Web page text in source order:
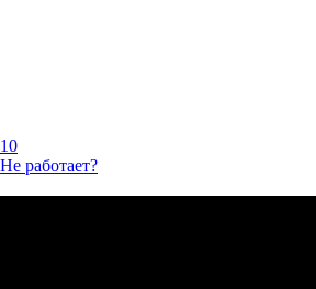
10
Не работает?